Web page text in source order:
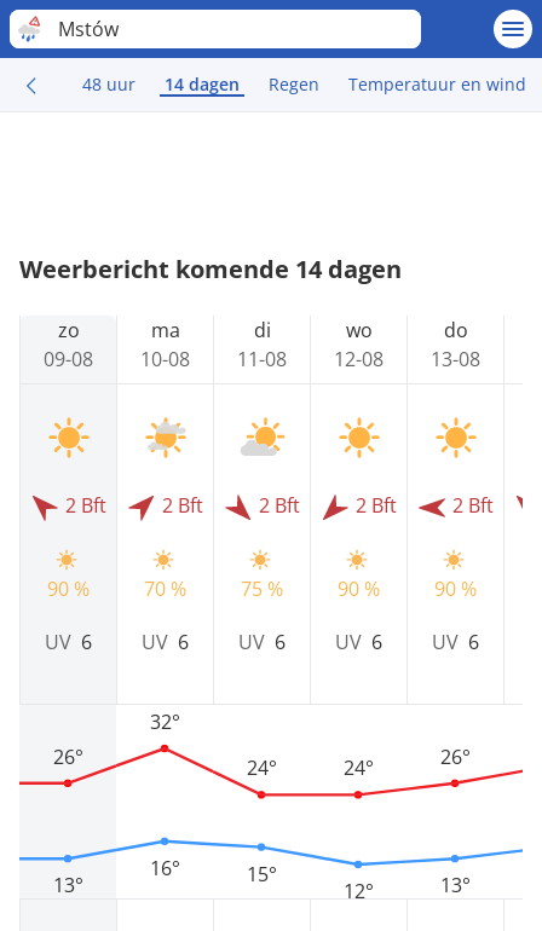
Mstów
48 uur 14 dagen Regen Temperatuur en wind
Weerbericht komende 14 dagen
zo
09-08
2 Bft
90 %
UV 6
13°
26°
ma
10-08
2 Bft
70 %
UV 6
16°
32°
di
11-08
2 Bft
75 %
UV 6
15°
24°
wo
12-08
2 Bft
90 %
UV 6
12°
24°
do
13-08
2 Bft
90 %
UV 6
13°
26°